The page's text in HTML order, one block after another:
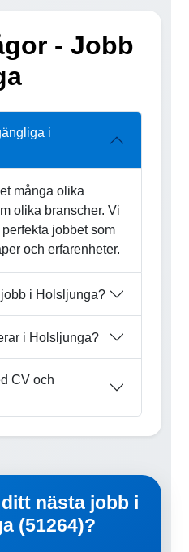
- Jobb
i
många olika
olika branscher. Vi
jobbet som
och erfarenheter.
i Holsljunga?
i Holsljunga?
CV och
nästa jobb i
(51264)?